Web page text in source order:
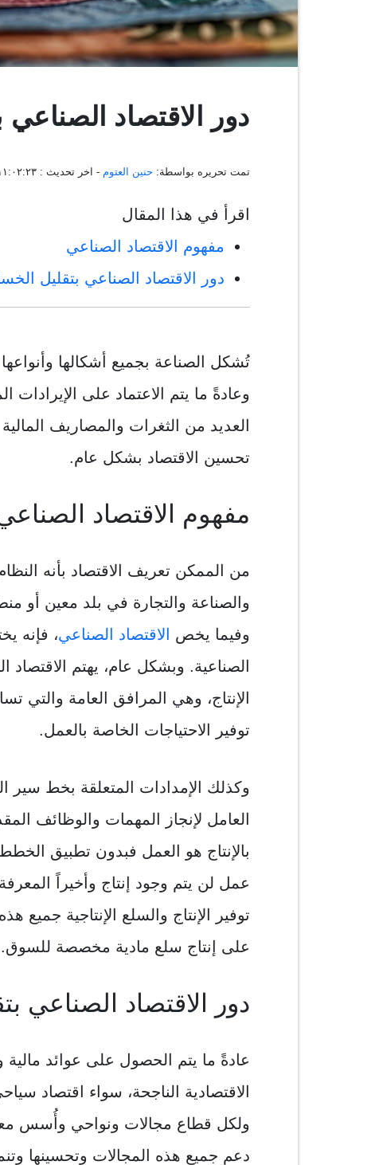
دور الاقتصاد الصناعي
تمت تحريره بواسطة: حنين العتوم - اخر تحديث : ١١:٠٢:٢٣ ، ١٣ فبراير
اقرأ في هذا المقال
مفهوم الاقتصاد الصناعي
دور الاقتصاد الصناعي بتقليل
تُشكل الصناعة بجميع أشكالها
وعادةً ما يتم الاعتماد على
العديد من الثغرات والمصاريف
تحسين الاقتصاد بشكل عام.
مفهوم الاقتصاد
من الممكن تعريف الاقتصاد بأنه
والصناعة والتجارة في بلد معين أو
وفيما يخص
الاقتصاد الصناعي، فإنه
الصناعية. وبشكل عام، يهتم الاقتصاد
الإنتاج، وهي المرافق العامة
توفير الاحتياجات الخاصة بالعمل.
وكذلك الإمدادات المتعلقة بخط سير
العامل لإنجاز المهمات والوظائف
بالإنتاج هو العمل فبدون تطبيق
عمل لن يتم وجود إنتاج وأخيراً
توفير الإنتاج والسلع الإنتاجية جميع
على إنتاج سلع مادية مخصصة للسوق.
دور الاقتصاد الصناعي
عادةً ما يتم الحصول على عوائد
الاقتصادية الناجحة، سواء اقتصاد
ولكل قطاع مجالات ونواحي وأُسس
دعم جميع هذه المجالات وتحسينها